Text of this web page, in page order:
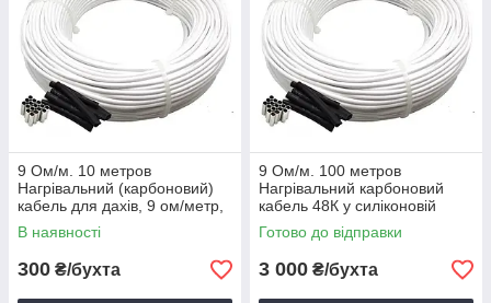
9 Ом/м. 10 метров
Нагрівальний (карбоновий)
кабель для дахів, 9 ом/метр,
ізоляція - силікон
В наявності
300 ₴/бухта
9 Ом/м. 100 метров
Нагрівальний карбоновий
кабель 48К у силіконовій
ізоляції
Готово до відправки
3 000 ₴/бухта